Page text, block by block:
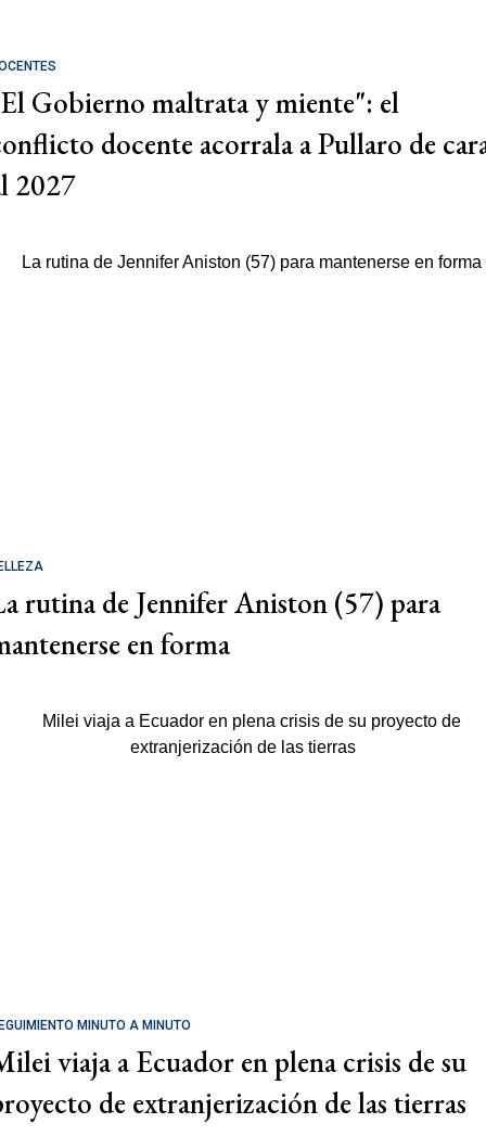
Gobierno maltrata y miente": el
docente acorrala a Pullaro de
2027
rutina de Jennifer Aniston (57) para
en forma
MINUTO A MINUTO
viaja a Ecuador en plena crisis de su
de extranjerización de las tierras